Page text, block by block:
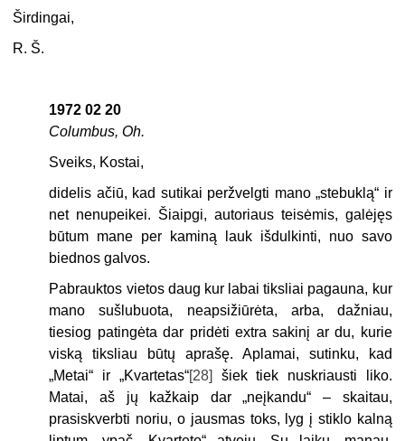
Širdingai,
R. Š.
1972 02 20
Columbus, Oh.
Sveiks, Kostai,
didelis ačiū, kad sutikai peržvelgti mano „stebuklą“ ir
net nenupeikei. Šiaipgi, autoriaus teisėmis, galėjęs
būtum mane per kaminą lauk išdulkinti, nuo savo
biednos galvos.
Pabrauktos vietos daug kur labai tiksliai pagauna, kur
mano sušlubuota, neapsižiūrėta, arba, dažniau,
tiesiog patingėta dar pridėti extra sakinį ar du, kurie
viską tiksliau būtų aprašę. Aplamai, sutinku, kad
„Metai“ ir „Kvartetas“[28]
šiek tiek nuskriausti liko.
Matai, aš jų kažkaip dar „neįkandu“ – skaitau,
prasiskverbti noriu, o jausmas toks, lyg į stiklo kalną